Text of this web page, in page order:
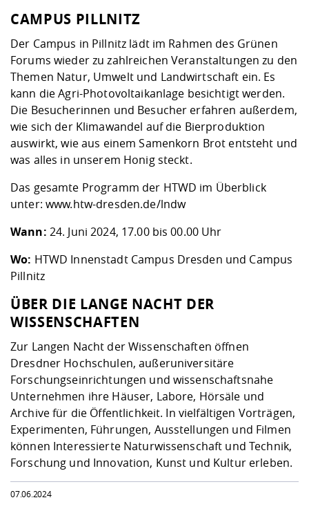
CAMPUS PILLNITZ
Der Campus in Pillnitz lädt im Rahmen des Grünen
Forums wieder zu zahlreichen Veranstaltungen zu den
Themen Natur, Umwelt und Landwirtschaft ein. Es
kann die Agri-Photovoltaikanlage besichtigt werden.
Die Besucherinnen und Besucher erfahren außerdem,
wie sich der Klimawandel auf die Bierproduktion
auswirkt, wie aus einem Samenkorn Brot entsteht und
was alles in unserem Honig steckt.
Das gesamte Programm der HTWD im Überblick
unter: www.htw-dresden.de/lndw
Wann: 24. Juni 2024, 17.00 bis 00.00 Uhr
Wo: HTWD Innenstadt Campus Dresden und Campus
Pillnitz
ÜBER DIE LANGE NACHT DER
WISSENSCHAFTEN
Zur Langen Nacht der Wissenschaften öffnen
Dresdner Hochschulen, außeruniversitäre
Forschungseinrichtungen und wissenschaftsnahe
Unternehmen ihre Häuser, Labore, Hörsäle und
Archive für die Öffentlichkeit. In vielfältigen Vorträgen,
Experimenten, Führungen, Ausstellungen und Filmen
können Interessierte Naturwissenschaft und Technik,
Forschung und Innovation, Kunst und Kultur erleben.
07.06.2024